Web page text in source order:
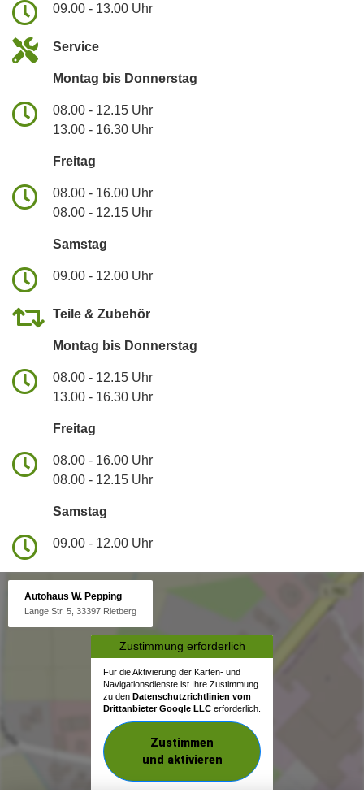
09.00 - 13.00 Uhr
Service
Montag bis Donnerstag
08.00 - 12.15 Uhr
13.00 - 16.30 Uhr
Freitag
08.00 - 16.00 Uhr
08.00 - 12.15 Uhr
Samstag
09.00 - 12.00 Uhr
Teile & Zubehör
Montag bis Donnerstag
08.00 - 12.15 Uhr
13.00 - 16.30 Uhr
Freitag
08.00 - 16.00 Uhr
08.00 - 12.15 Uhr
Samstag
09.00 - 12.00 Uhr
Autohaus W. Pepping
Lange Str. 5, 33397 Rietberg
Zustimmung erforderlich
Für die Aktivierung der Karten- und
Navigationsdienste ist Ihre Zustimmung
zu den Datenschutzrichtlinien vom
Drittanbieter Google LLC erforderlich.
Zustimmen
und aktivieren